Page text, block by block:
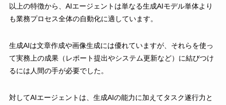
以上の特徴から、AIエージェントは単なる生成AIモデル単体より
も業務プロセス全体の自動化に適しています。
生成AIは文章作成や画像生成には優れていますが、それらを使っ
て実務上の成果（レポート提出やシステム更新など）に結びつけ
るには人間の手が必要でした。
対してAIエージェントは、生成AIの能力に加えてタスク遂行力と